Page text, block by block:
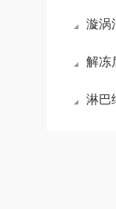
漩涡
解冻后
淋巴